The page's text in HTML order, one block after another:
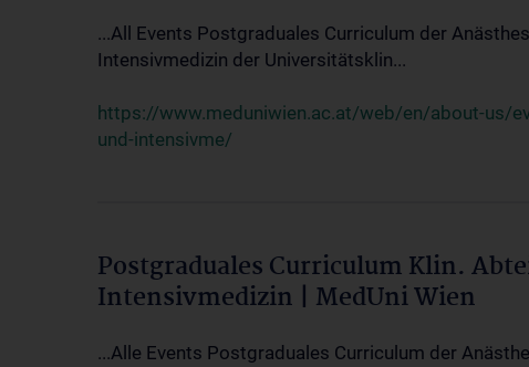
...All Events Postgraduales Curriculum der
Intensivmedizin der Universitätsklin...
https://www.meduniwien.ac.at/web/en/about-us/
und-intensivme/
Postgraduales Curriculum Klin.
Intensivmedizin | MedUni Wien
...Alle Events Postgraduales Curriculum der